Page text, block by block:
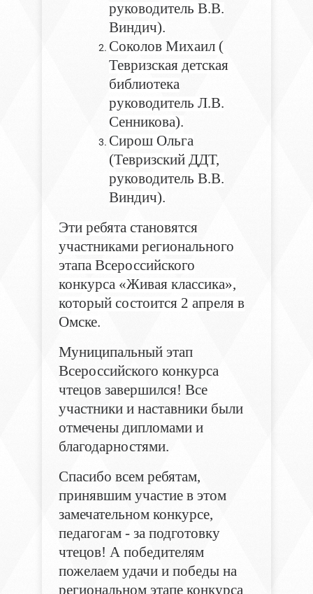
руководитель В.В.
Виндич).
Соколов Михаил (
Тевризская детская
библиотека
руководитель Л.В.
Сенникова).
Сирош Ольга
(Тевризский ДДТ,
руководитель В.В.
Виндич).
Эти ребята становятся
участниками регионального
этапа Всероссийского
конкурса «Живая классика»,
который состоится 2 апреля в
Омске.
Муниципальный этап
Всероссийского конкурса
чтецов завершился! Все
участники и наставники были
отмечены дипломами и
благодарностями.
Спасибо всем ребятам,
принявшим участие в этом
замечательном конкурсе,
педагогам - за подготовку
чтецов! А победителям
пожелаем удачи и победы на
региональном этапе конкурса